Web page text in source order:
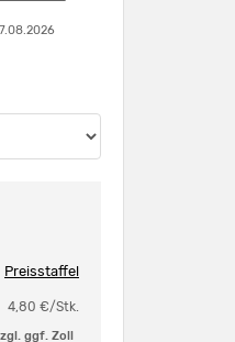
Preisstaffel
4,80 €/Stk.
ggf. Zoll